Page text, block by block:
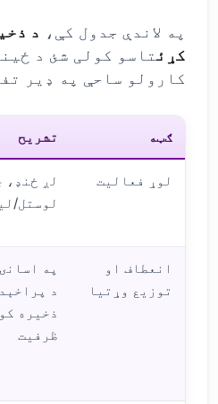
په لاندې جدول کې، د
کړئتاسو کولی شئ د
کارولو ساحې په ډیر
ګټه تشریح
لوړ فعالیت
لږ ځنډ،
لوستل/
انعطاف او
توزیع وړتیا
په
د
ذخیره
ظرفیت